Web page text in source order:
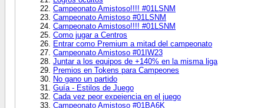
Campeonato Amistoso!!!! #01LSNM
Campeonato Amistoso #01LSNM
Campeonato Amistoso!!!! #01LSNM
Como jugar a Centros
Entrar como Premium a mitad del campeonato
Campeonato Amistoso #01IW23
Juntar a los equipos de +140% en la misma liga
Premios en Tokens para Campeones
No gano un partido
Guía - Estilos de Juego
Cada vez peor expeiencia en el juego
Campeonato Amistoso #01BA6K